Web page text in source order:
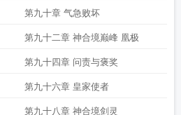
第九十章 气急败坏
第九十二章 神合境巅峰 凰极
第九十四章 问责与褒奖
第九十六章 皇家使者
第九十八章 神合境剑灵